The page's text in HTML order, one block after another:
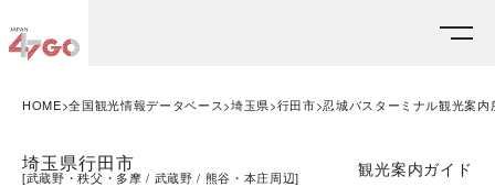
HOME 全国観光情報データベース 埼玉県 行田市 忍城バスターミナル観光案内
埼玉県行田市
[武蔵野・秩父・多摩 武蔵野 熊谷・本庄周辺] 観光案内ガイド